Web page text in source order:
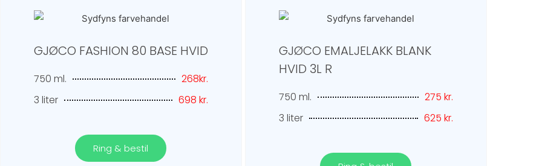
GJØCO FASHION 80 BASE HVID
750 ml.
268kr.
3 liter
698 kr.
Ring & bestil
GJØCO EMALJELAKK BLANK
HVID 3L R
750 ml.
275 kr.
3 liter
625 kr.